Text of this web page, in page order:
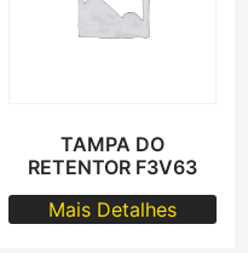
TAMPA DO
RETENTOR F3V63
Mais Detalhes